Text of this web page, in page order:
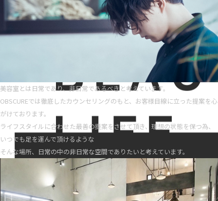
美容室とは日常であり、非日常であるべきと考えています。
OBSCUREでは徹底したカウンセリングのもと、お客様目線に立った提案を心
がけております。
ライフスタイルに合わせた最善の提案をさせて頂き、理想の状態を保つ為、
いつでも足を運んで頂けるような
そんな場所、日常の中の非日常な空間でありたいと考えています。